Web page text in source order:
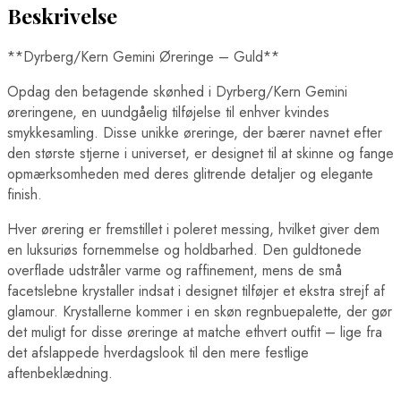
Beskrivelse
**Dyrberg/Kern Gemini Øreringe – Guld**
Opdag den betagende skønhed i Dyrberg/Kern Gemini
øreringene, en uundgåelig tilføjelse til enhver kvindes
smykkesamling. Disse unikke øreringe, der bærer navnet efter
den største stjerne i universet, er designet til at skinne og fange
opmærksomheden med deres glitrende detaljer og elegante
finish.
Hver ørering er fremstillet i poleret messing, hvilket giver dem
en luksuriøs fornemmelse og holdbarhed. Den guldtonede
overflade udstråler varme og raffinement, mens de små
facetslebne krystaller indsat i designet tilføjer et ekstra strejf af
glamour. Krystallerne kommer i en skøn regnbuepalette, der gør
det muligt for disse øreringe at matche ethvert outfit – lige fra
det afslappede hverdagslook til den mere festlige
aftenbeklædning.